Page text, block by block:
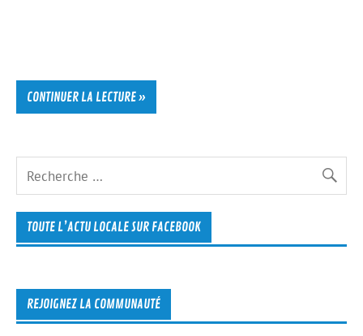
CONTINUER LA LECTURE »
TOUTE L’ACTU LOCALE SUR FACEBOOK
REJOIGNEZ LA COMMUNAUTÉ